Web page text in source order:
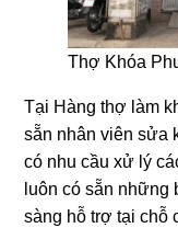
Thợ Khóa
Tại Hàng thợ làm
sẵn nhân viên sửa
có nhu cầu xử lý
luôn có sẵn những
sàng hỗ trợ tại chỗ